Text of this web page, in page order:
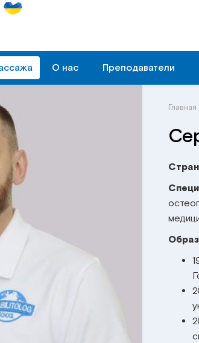
О нас Преподаватели
Главная